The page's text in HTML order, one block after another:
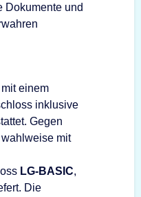
Dokumente und
einem
inklusive
Gegen
mit
LG-BASIC,
Die